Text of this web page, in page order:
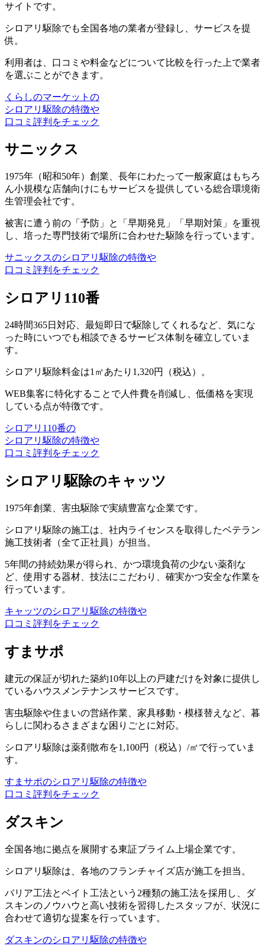
サイトです。
シロアリ駆除でも全国各地の業者が登録し、サービスを提
供。
利用者は、口コミや料金などについて比較を行った上で業者
を選ぶことができます。
くらしのマーケットの
シロアリ駆除の特徴や
口コミ評判をチェック
サニックス
1975年（昭和50年）創業、長年にわたって一般家庭はもちろ
ん小規模な店舗向けにもサービスを提供している総合環境衛
生管理会社です。
被害に遭う前の「予防」と「早期発見」「早期対策」を重視
し、培った専門技術で場所に合わせた駆除を行っています。
サニックスのシロアリ駆除の特徴や
口コミ評判をチェック
シロアリ110番
24時間365日対応、最短即日で駆除してくれるなど、気にな
った時にいつでも相談できるサービス体制を確立していま
す。
シロアリ駆除料金は1㎡あたり1,320円（税込）。
WEB集客に特化することで人件費を削減し、低価格を実現
している点が特徴です。
シロアリ110番の
シロアリ駆除の特徴や
口コミ評判をチェック
シロアリ駆除のキャッツ
1975年創業、害虫駆除で実績豊富な企業です。
シロアリ駆除の施工は、社内ライセンスを取得したベテラン
施工技術者（全て正社員）が担当。
5年間の持続効果が得られ、かつ環境負荷の少ない薬剤な
ど、使用する器材、技法にこだわり、確実かつ安全な作業を
行っています。
キャッツのシロアリ駆除の特徴や
口コミ評判をチェック
すまサポ
建元の保証が切れた築約10年以上の戸建だけを対象に提供し
ているハウスメンテナンスサービスです。
害虫駆除や住まいの営繕作業、家具移動・模様替えなど、暮
らしに関わるさまざまな困りごとに対応。
シロアリ駆除は薬剤散布を1,100円（税込）/㎡で行っていま
す。
すまサポのシロアリ駆除の特徴や
口コミ評判をチェック
ダスキン
全国各地に拠点を展開する東証プライム上場企業です。
シロアリ駆除は、各地のフランチャイズ店が施工を担当。
バリア工法とベイト工法という2種類の施工法を採用し、ダ
スキンのノウハウと高い技術を習得したスタッフが、状況に
合わせて適切な提案を行っています。
ダスキンのシロアリ駆除の特徴や